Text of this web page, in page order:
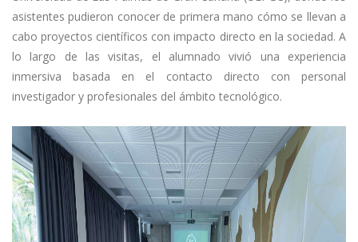
asistentes pudieron conocer de primera mano cómo se llevan a
cabo proyectos científicos con impacto directo en la sociedad. A
lo largo de las visitas, el alumnado vivió una experiencia
inmersiva basada en el contacto directo con personal
investigador y profesionales del ámbito tecnológico.